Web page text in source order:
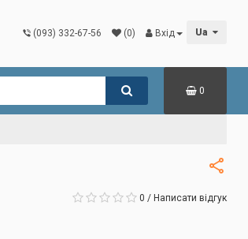
(093) 332-67-56 (0) Вхід Ua
0
0 / Написати відгук